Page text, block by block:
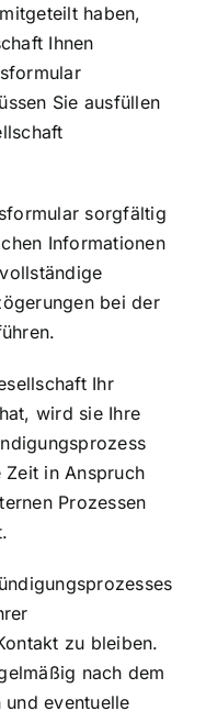
haben,
Ihnen
Sie ausfüllen
sorgfältig
Informationen
bei der
Ihr
wird sie Ihre
Zeit in Anspruch
Prozessen
zu bleiben.
nach dem
und eventuelle